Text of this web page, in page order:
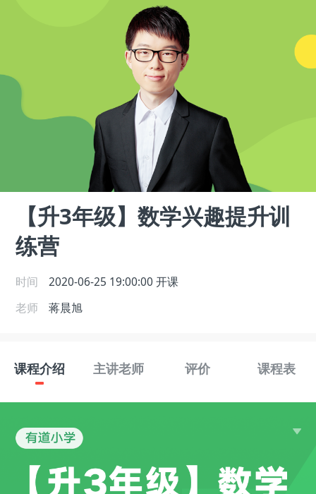
【升3年级】数学兴趣提升训
练营
时间 2020-06-25 19:00:00 开课
老师
蒋晨旭
课程介绍 主讲老师 评价 课程表